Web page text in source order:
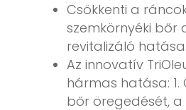
Csökkenti a
szemkörnyéki bőr
revitalizáló hatása.
Az innovatív
hármas hatása: 1.
bőr öregedését, a